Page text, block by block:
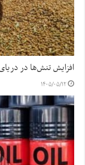
افزایش تنش‌ها در
۱۴۰۵/۰۵/۱۲